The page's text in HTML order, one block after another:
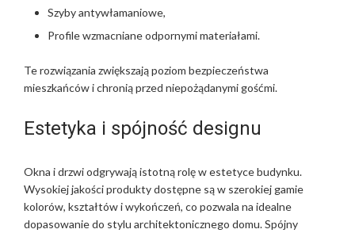
Szyby antywłamaniowe,
Profile wzmacniane odpornymi materiałami.
Te rozwiązania zwiększają poziom bezpieczeństwa
mieszkańców i chronią przed niepożądanymi gośćmi.
Estetyka i spójność designu
Okna i drzwi odgrywają istotną rolę w estetyce budynku.
Wysokiej jakości produkty dostępne są w szerokiej gamie
kolorów, kształtów i wykończeń, co pozwala na idealne
dopasowanie do stylu architektonicznego domu. Spójny